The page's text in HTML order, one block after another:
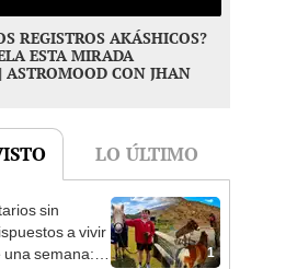
REGISTROS AKÁSHICOS?
ESTA MIRADA
ASTROMOOD CON JHAN
LO ÚLTIMO
1
sin
a vivir
semana: